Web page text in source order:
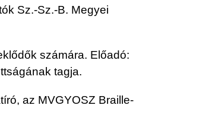
Sz.-Sz.-B. Megyei
számára. Előadó:
tagja.
az MVGYOSZ Braille-